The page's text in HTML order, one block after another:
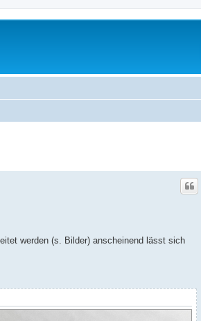
werden (s. Bilder) anscheinend lässt sich